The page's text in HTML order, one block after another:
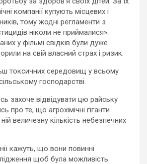
компанії купують місцевих і
тому жодні регламенти з
ніколи не приймалися».
у фільмі свідків були дуже
на свій власний страх і ризик.
токсичних середовищ у всьому
господарстві.
захоче відвідувати цю райську
про те, що агрохімічні гіганти
величезну кількість небезпечних
кажуть, що вони повинні
щоб була можливість